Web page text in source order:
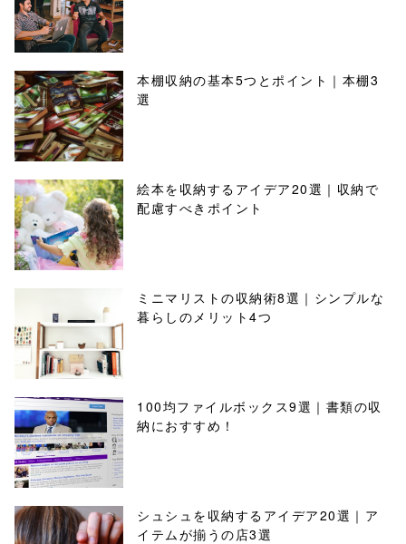
本棚収納の基本5つとポイント｜本棚3
選
絵本を収納するアイデア20選｜収納で
配慮すべきポイント
ミニマリストの収納術8選｜シンプルな
暮らしのメリット4つ
100均ファイルボックス9選｜書類の収
納におすすめ！
シュシュを収納するアイデア20選｜ア
イテムが揃うの店3選